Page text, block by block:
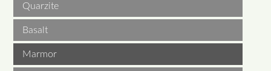
Quarzite
Basalt
Marmor